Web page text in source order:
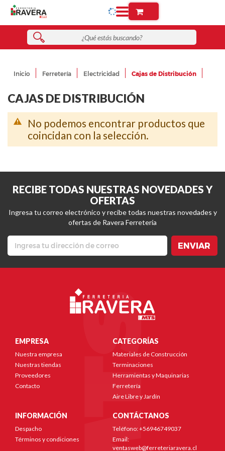
Inicio Ferretería Electricidad Cajas de Distribución
CAJAS DE DISTRIBUCIÓN
No podemos encontrar productos que
coincidan con la selección.
RECIBE TODAS NUESTRAS NOVEDADES Y
OFERTAS
Ingresa tu correo electrónico y recibe todas nuestras novedades y
ofertas de Ravera Ferretería
ENVIAR
EMPRESA
Nuestra empresa
Nuestras tiendas
Proveedores
Contacto
CATEGORÍAS
Materiales de Construcción
Terminaciones
Herramientas y Maquinarias
Ferretería
Aire Libre y Jardín
INFORMACIÓN
Despacho
Términos y condiciones
CONTÁCTANOS
Teléfono: +56946749037
Email:
ventasweb@ferreteriaravera.cl